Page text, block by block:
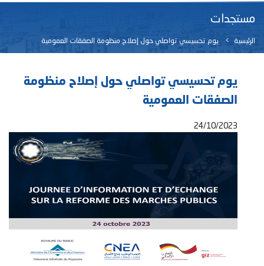
مستجدات
الرئيسية يوم تحسيسي تواصلي حول إصلاح منظومة الصفقات العمومية
يوم تحسيسي تواصلي حول إصلاح منظومة
الصفقات العمومية
24/10/2023